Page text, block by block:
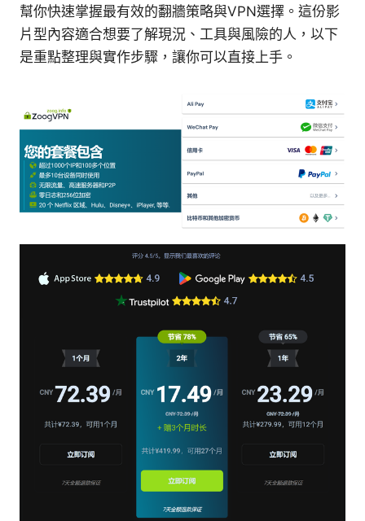
幫你快速掌握最有效的翻牆策略與VPN選擇。這份影
片型內容適合想要了解現況、工具與風險的人，以下
是重點整理與實作步驟，讓你可以直接上手。